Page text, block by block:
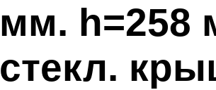
мм. h=258
стекл.